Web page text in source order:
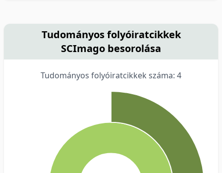
Tudományos folyóiratcikkek
SCImago besorolása
Tudományos folyóiratcikkek száma: 4